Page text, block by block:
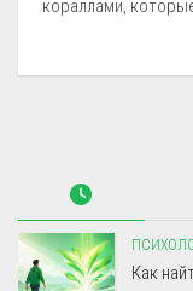
кораллами,
Как